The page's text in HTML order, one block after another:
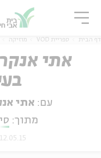
דף הבית ספריית VOD מוזיקה
אתי
עם: אתי
מתוך:
12.05.15
סגור